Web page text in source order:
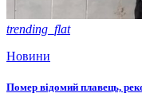
trending_flat
Новини
Помер відомий плавець,